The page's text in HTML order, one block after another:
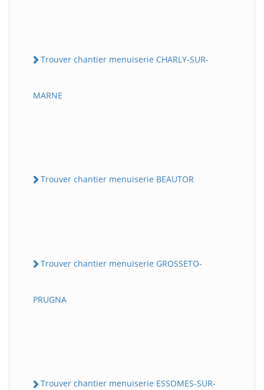
Trouver chantier menuiserie CHARLY-SUR-
MARNE
Trouver chantier menuiserie BEAUTOR
Trouver chantier menuiserie GROSSETO-
PRUGNA
Trouver chantier menuiserie ESSOMES-SUR-